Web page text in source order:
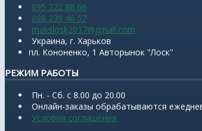
095 222 88 66
098 239 46 57
makslosk2017@gmail.com
Украина, г. Харьков
пл. Кононенко, 1 Авторынок "Лоск"
РЕЖИМ РАБОТЫ
Пн. - Сб. с 8.00 до 20.00
Онлайн-заказы обрабатываются
Условия соглашения